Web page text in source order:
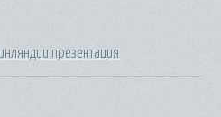
презентация